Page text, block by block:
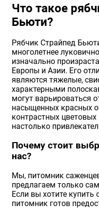
Хризантемы
Что такое
Бьюти?
Рябчик Страйпед
многолетнее
изначально
Европы и Азии. Его
являются тяжелые,
характерными
могут варьироваться
насыщенных красных
контрастных цветовых
настолько
Почему стоит
нас?
Мы, питомник
предлагаем только
Если вы хотите
питомник готов